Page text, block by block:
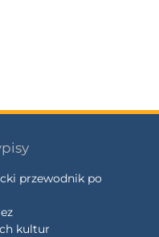
przewodnik po
kultur